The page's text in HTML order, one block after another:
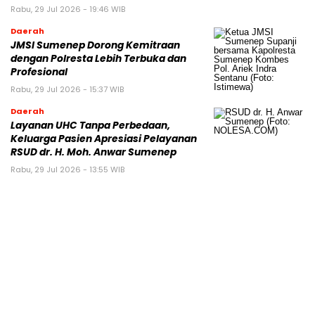
Rabu, 29 Jul 2026 - 19:46 WIB
Daerah
JMSI Sumenep Dorong Kemitraan
dengan Polresta Lebih Terbuka dan
Profesional
Rabu, 29 Jul 2026 - 15:37 WIB
Daerah
Layanan UHC Tanpa Perbedaan,
Keluarga Pasien Apresiasi Pelayanan
RSUD dr. H. Moh. Anwar Sumenep
Rabu, 29 Jul 2026 - 13:55 WIB